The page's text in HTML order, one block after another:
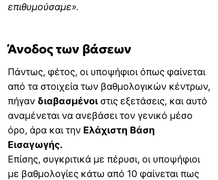
επιθυμούσαμε».
Άνοδος των βάσεων
Πάντως, φέτος, οι υποψήφιοι όπως φαίνεται
από τα στοιχεία των βαθμολογικών κέντρων,
πήγαν διαβασμένοιστις εξετάσεις, και αυτό
αναμένεται να ανεβάσει τον γενικό μέσο
όρο, άρα και την Ελάχιστη Βάση
Εισαγωγής.
Επίσης, συγκριτικά με πέρυσι, οι υποψήφιοι
με βαθμολογίες κάτω από 10 φαίνεται πως